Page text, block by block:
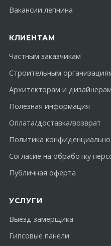
Вакансии лепнина
КЛИЕНТАМ
Частным заказчикам
Строительным
Архитекторам и дизайнерам
Полезная информация
Оплата/доставка/возврат
Политика
Согласие на обработку
Публичная оферта
УСЛУГИ
Выезд замерщика
Гипсовые панели